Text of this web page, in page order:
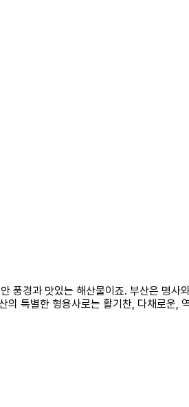
풍경과 맛있는 해산물이죠. 부산은 명
특별한 형용사로는 활기찬, 다채로운,